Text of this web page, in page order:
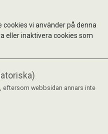
Se
cookies vi använder på denna
eller inaktivera cookies som
eftersom webbsidan annars inte